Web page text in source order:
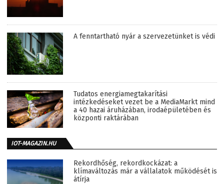
A fenntartható nyár a szervezetünket is védi
Tudatos energiamegtakarítási
intézkedéseket vezet be a MediaMarkt mind
a 40 hazai áruházában, irodaépületében és
központi raktárában
IOT-MAGAZIN.HU
Rekordhőség, rekordkockázat: a
klímaváltozás már a vállalatok működését is
átírja